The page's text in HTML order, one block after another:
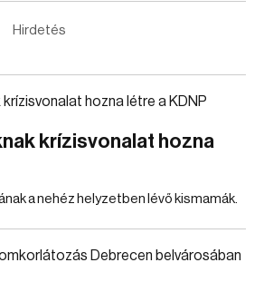
Hirdetés
krízisvonalat hozna
a nehéz helyzetben lévő kismamák.